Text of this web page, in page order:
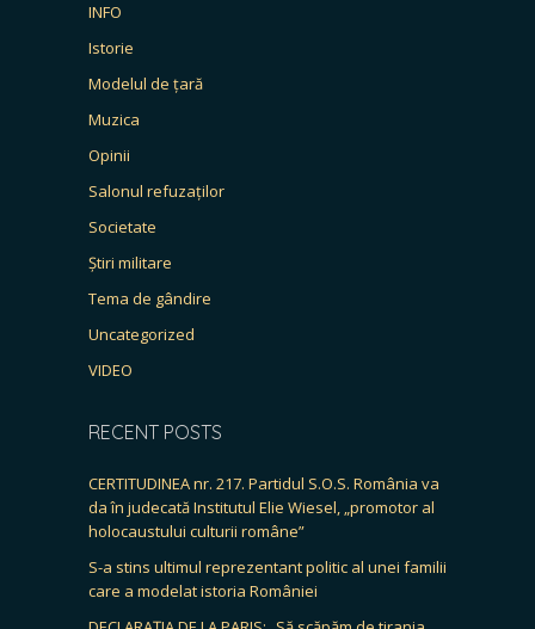
INFO
Istorie
Modelul de țară
Muzica
Opinii
Salonul refuzaților
Societate
Știri militare
Tema de gândire
Uncategorized
VIDEO
RECENT POSTS
CERTITUDINEA nr. 217. Partidul S.O.S. România va
da în judecată Institutul Elie Wiesel, „promotor al
holocaustului culturii române”
S-a stins ultimul reprezentant politic al unei familii
care a modelat istoria României